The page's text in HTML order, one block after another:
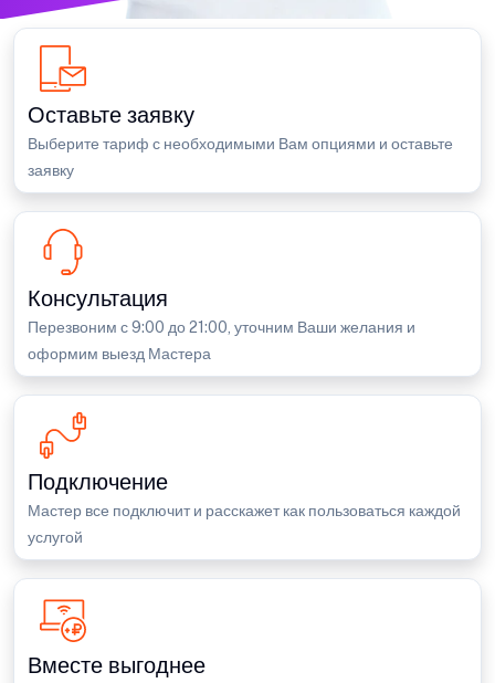
Оставьте заявку
Выберите тариф с необходимыми Вам опциями и оставьте
заявку
Консультация
Перезвоним с 9:00 до 21:00, уточним Ваши желания и
оформим выезд Мастера
Подключение
Мастер все подключит и расскажет как пользоваться каждой
услугой
Вместе выгоднее